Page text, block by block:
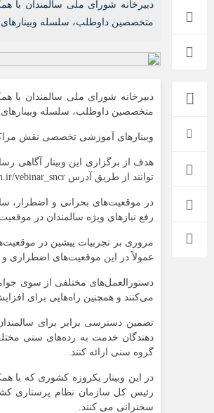
اخبار بین الملل
دبیرخانه شورای ملی سالمندان با
متخصصین داوطلب، سلسله
دبیرخانه شورای ملی سالمندان با
متخصصین داوطلب، سلسله
وبینارهای آموزشی تخصصی نقش مراکز و سازمان‌های
هدف از برگزاری این وبینار آگاهی
توانند از طریق آدرس https://B2n.ir/vebinar_sncr امکانپذیر است.
در موقعیت‌های بحرانی و اضطرار،
رفع نیازهای ویژه سالمندان در
مروری بر تجربیات پیشین در
عمولاً در این موقعیت‌های اضطراری و
دستورالعمل‌های مختلفی از سوی
می‌کنند و همچنین راه‌هایی برای
تضمین دسترسی برابر برای
دهندگان خدمت به رده‌های سنی مختلف
گروه سنی ارائه کنند.
در این وبینار یکروزه کشوری که با
رئیس کل سازمان نظام پرستاری
سخنرانی می کنند.